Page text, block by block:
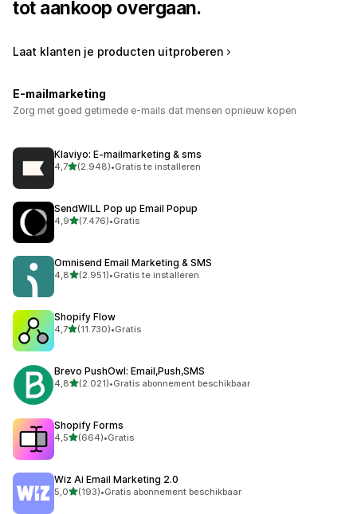
tot aankoop overgaan.
Laat klanten je producten uitproberen
E-mailmarketing
Zorg met goed getimede e-mails dat mensen opnieuw kopen
Klaviyo: E‑mailmarketing & sms
4,7van 5 sterren
(2.948)
2948 recensies in totaal
•Gratis te installeren
SendWILL Pop up Email Popup
4,9van 5 sterren
(7.476)
7476 recensies in totaal
•Gratis
Omnisend Email Marketing & SMS
4,8van 5 sterren
(2.951)
2951 recensies in totaal
•Gratis te installeren
Shopify Flow
4,7van 5 sterren
(11.730)
11730 recensies in totaal
•Gratis
Brevo PushOwl: Email,Push,SMS
4,8van 5 sterren
(2.021)
2021 recensies in totaal
•Gratis abonnement beschikbaar
Shopify Forms
4,5van 5 sterren
(664)
664 recensies in totaal
•Gratis
Wiz Ai Email Marketing 2.0
5,0van 5 sterren
(193)
193 recensies in totaal
•Gratis abonnement beschikbaar